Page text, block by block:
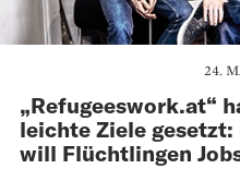
24.
„Refugeeswork.at“
leichte Ziele
will Flüchtlingen